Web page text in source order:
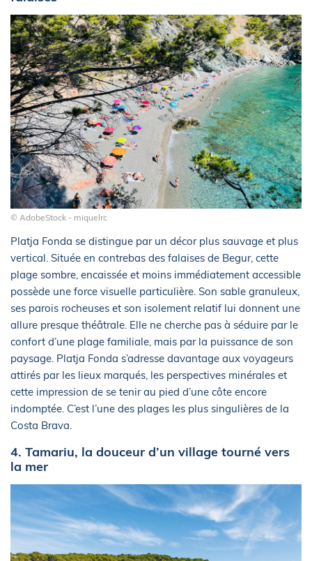
© AdobeStock - miquelrc
Platja Fonda se distingue par un décor plus sauvage et plus
vertical. Située en contrebas des falaises de Begur, cette
plage sombre, encaissée et moins immédiatement accessible
possède une force visuelle particulière. Son sable granuleux,
ses parois rocheuses et son isolement relatif lui donnent une
allure presque théâtrale. Elle ne cherche pas à séduire par le
confort d’une plage familiale, mais par la puissance de son
paysage. Platja Fonda s’adresse davantage aux voyageurs
attirés par les lieux marqués, les perspectives minérales et
cette impression de se tenir au pied d’une côte encore
indomptée. C’est l’une des plages les plus singulières de la
Costa Brava.
4. Tamariu, la douceur d’un village tourné vers
la mer